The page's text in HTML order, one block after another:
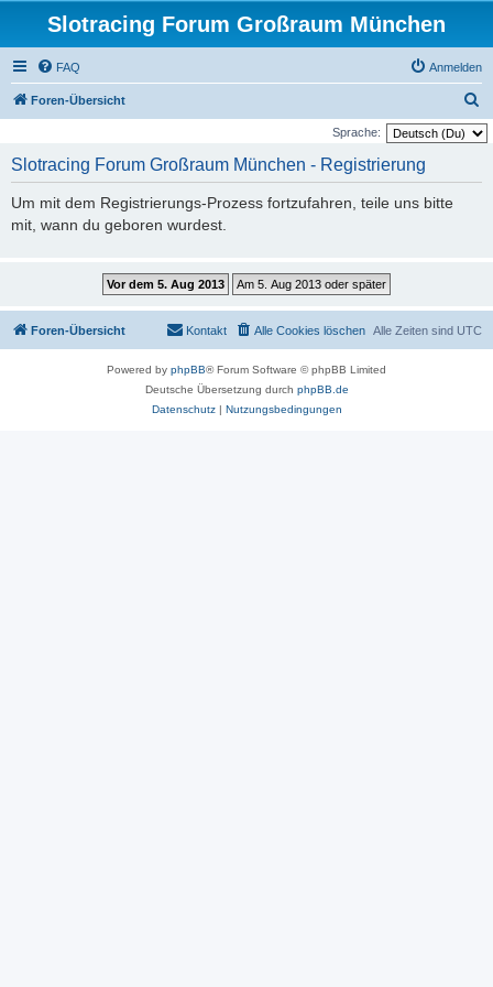
Slotracing Forum Großraum München
FAQ Anmelden
Foren-Übersicht
u
Sprache:
Slotracing Forum Großraum München - Registrierung
Um mit dem Registrierungs-Prozess fortzufahren, teile uns bitte
mit, wann du geboren wurdest.
Foren-Übersicht Alle Zeiten sind UTC
Alle Cookies löschen
Kontakt
Powered by phpBB® Forum Software © phpBB Limited
Deutsche Übersetzung durch phpBB.de
Datenschutz| Nutzungsbedingungen